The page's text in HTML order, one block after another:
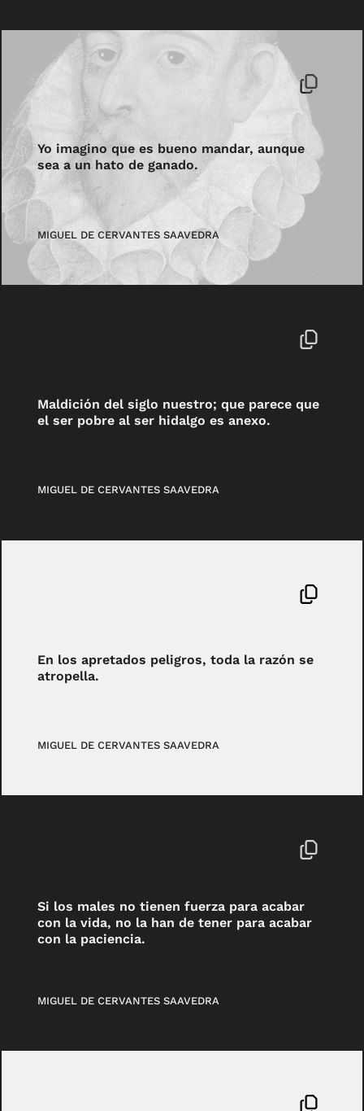
Yo imagino que es bueno mandar, aunque
sea a un hato de ganado.
MIGUEL DE CERVANTES SAAVEDRA
Maldición del siglo nuestro; que parece que
el ser pobre al ser hidalgo es anexo.
MIGUEL DE CERVANTES SAAVEDRA
En los apretados peligros, toda la razón se
atropella.
MIGUEL DE CERVANTES SAAVEDRA
Si los males no tienen fuerza para acabar
con la vida, no la han de tener para acabar
con la paciencia.
MIGUEL DE CERVANTES SAAVEDRA